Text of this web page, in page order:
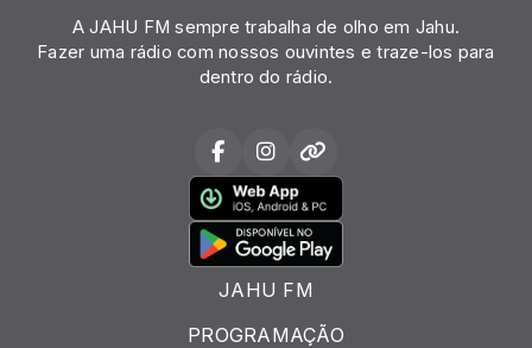
A JAHU FM sempre trabalha de olho em Jahu.
Fazer uma rádio com nossos ouvintes e traze-los para
dentro do rádio.
JAHU FM
PROGRAMAÇÃO